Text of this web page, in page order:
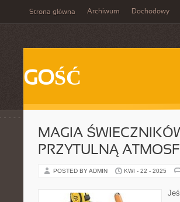
Strona główna Archiwum Dochodowy
GOŚĆ
MAGIA
PRZYTULNĄ
POSTED BY ADMIN KWI - 22 - 2025